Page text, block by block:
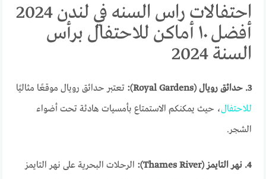
احتفالات راس السنه في لندن 2024
أفضل ١٠ أماكن للاحتفال برأس
السنة 2024
3. حدائق رويال (Royal Gardens):
تعتبر حدائق رويال موقعًا مثاليًا
للاحتفال، حيث يمكنكم الاستمتاع بأمسيات هادئة تحت أضواء
الشجر.
4. نهر التايمز (Thames River):
الرحلات البحرية على نهر التايمز